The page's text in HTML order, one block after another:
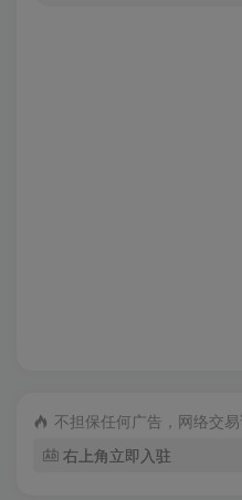
不担保任何广告，网络交
右上角立即入驻